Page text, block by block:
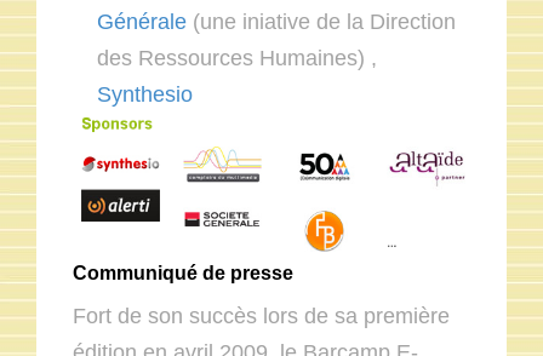
Générale (une iniative de la Direction
des Ressources Humaines) ,
Synthesio
Communiqué de presse
Fort de son succès lors de sa première